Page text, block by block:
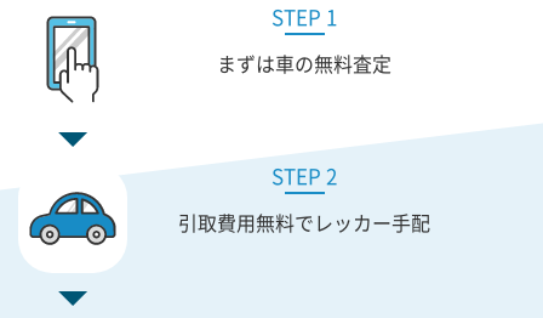
STEP 1
まずは車の無料査定
STEP 2
引取費用無料でレッカー手配